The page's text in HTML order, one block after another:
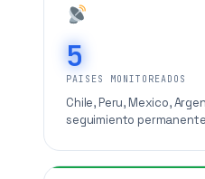
5
PAISES MONITOREADOS
Chile, Peru, Mexico,
seguimiento